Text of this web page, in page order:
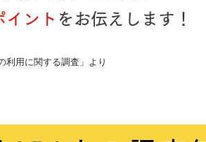
イント をお伝えします！
利用に関する調査」より